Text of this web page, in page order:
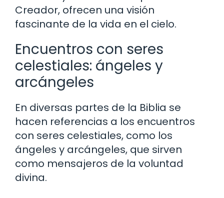
Creador, ofrecen una visión
fascinante de la vida en el cielo.
Encuentros con seres
celestiales: ángeles y
arcángeles
En diversas partes de la Biblia se
hacen referencias a los encuentros
con seres celestiales, como los
ángeles y arcángeles, que sirven
como mensajeros de la voluntad
divina.